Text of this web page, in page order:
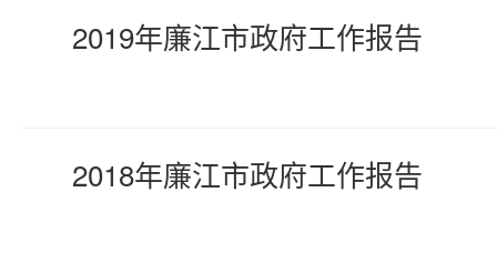
2019年廉江市政府工作报告
2018年廉江市政府工作报告